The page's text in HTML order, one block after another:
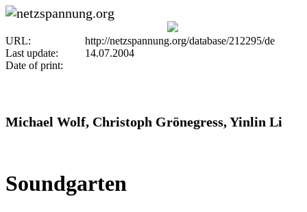
URL:
http://netzspannung.org/database/212295/de
Last update:
14.07.2004
Date of print:
Michael Wolf, Christoph Grönegress, Yinlin Li
Soundgarten